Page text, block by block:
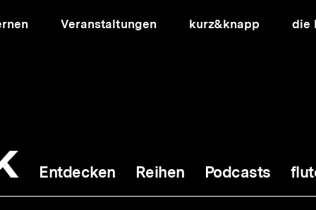
Veranstaltungen kurz&knapp die
Entdecken Reihen Podcasts